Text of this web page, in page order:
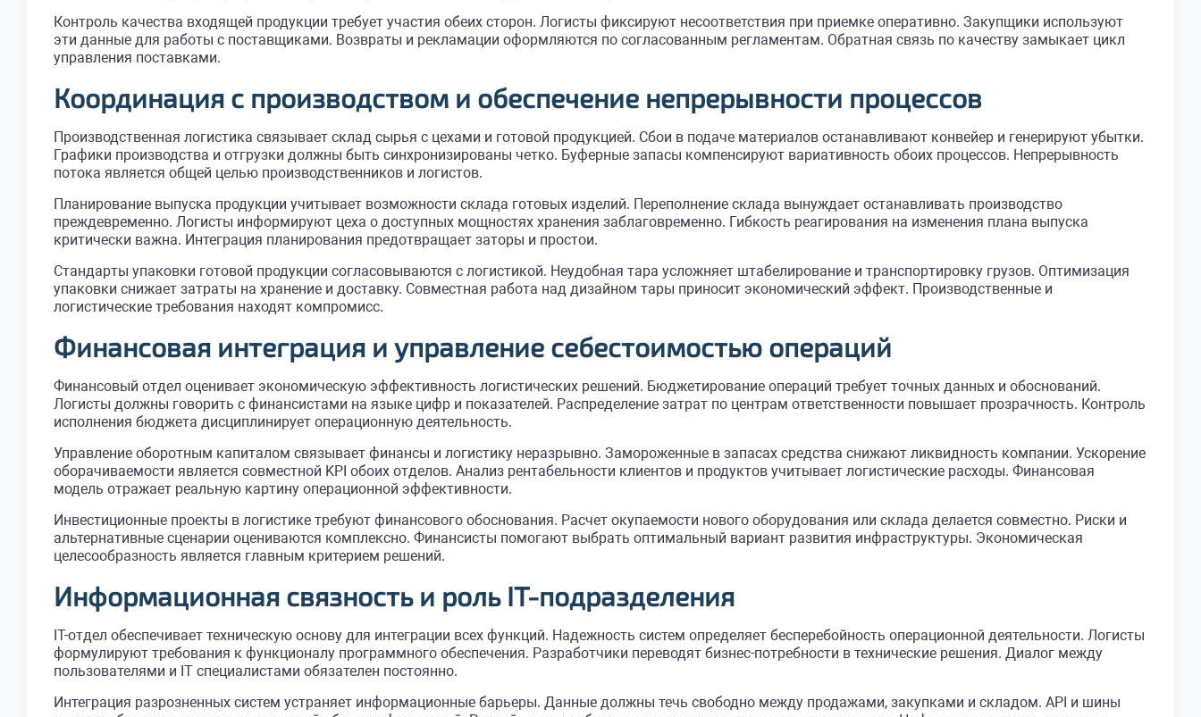
Контроль качества входящей продукции требует участия обеих сторон. Логисты фиксируют несоответствия при приемке оперативно. Закупщики используют
эти данные для работы с поставщиками. Возвраты и рекламации оформляются по согласованным регламентам. Обратная связь по качеству замыкает цикл
управления поставками.
Координация с производством и обеспечение непрерывности процессов
Производственная логистика связывает склад сырья с цехами и готовой продукцией. Сбои в подаче материалов останавливают конвейер и генерируют убытки.
Графики производства и отгрузки должны быть синхронизированы четко. Буферные запасы компенсируют вариативность обоих процессов. Непрерывность
потока является общей целью производственников и логистов.
Планирование выпуска продукции учитывает возможности склада готовых изделий. Переполнение склада вынуждает останавливать производство
преждевременно. Логисты информируют цеха о доступных мощностях хранения заблаговременно. Гибкость реагирования на изменения плана выпуска
критически важна. Интеграция планирования предотвращает заторы и простои.
Стандарты упаковки готовой продукции согласовываются с логистикой. Неудобная тара усложняет штабелирование и транспортировку грузов. Оптимизация
упаковки снижает затраты на хранение и доставку. Совместная работа над дизайном тары приносит экономический эффект. Производственные и
логистические требования находят компромисс.
Финансовая интеграция и управление себестоимостью операций
Финансовый отдел оценивает экономическую эффективность логистических решений. Бюджетирование операций требует точных данных и обоснований.
Логисты должны говорить с финансистами на языке цифр и показателей. Распределение затрат по центрам ответственности повышает прозрачность. Контроль
исполнения бюджета дисциплинирует операционную деятельность.
Управление оборотным капиталом связывает финансы и логистику неразрывно. Замороженные в запасах средства снижают ликвидность компании. Ускорение
оборачиваемости является совместной KPI обоих отделов. Анализ рентабельности клиентов и продуктов учитывает логистические расходы. Финансовая
модель отражает реальную картину операционной эффективности.
Инвестиционные проекты в логистике требуют финансового обоснования. Расчет окупаемости нового оборудования или склада делается совместно. Риски и
альтернативные сценарии оцениваются комплексно. Финансисты помогают выбрать оптимальный вариант развития инфраструктуры. Экономическая
целесообразность является главным критерием решений.
Информационная связность и роль IT-подразделения
IT-отдел обеспечивает техническую основу для интеграции всех функций. Надежность систем определяет бесперебойность операционной деятельности. Логисты
формулируют требования к функционалу программного обеспечения. Разработчики переводят бизнес-потребности в технические решения. Диалог между
пользователями и IT специалистами обязателен постоянно.
Интеграция разрозненных систем устраняет информационные барьеры. Данные должны течь свободно между продажами, закупками и складом. API и шины